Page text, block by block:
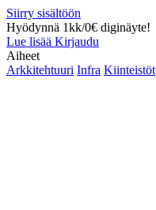
Siirry sisältöön
Hyödynnä 1kk/0€ diginäyte!
Lue lisää Kirjaudu
Aiheet
Arkkitehtuuri Infra Kiinteistöt